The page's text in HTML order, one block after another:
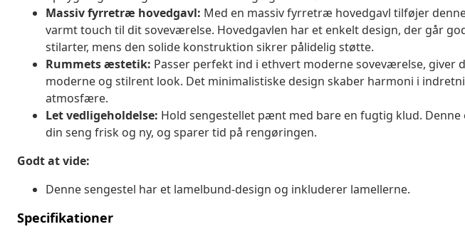
Massiv fyrretræ hovedgavl: Med en massiv fyrretræ hovedgavl tilføjer
varmt touch til dit soveværelse. Hovedgavlen har et enkelt design, der går
stilarter, mens den solide konstruktion sikrer pålidelig støtte.
Rummets æstetik: Passer perfekt ind i ethvert moderne soveværelse, giver
moderne og stilrent look. Det minimalistiske design skaber harmoni i
atmosfære.
Let vedligeholdelse: Hold sengestellet pænt med bare en fugtig klud.
din seng frisk og ny, og sparer tid på rengøringen.
Godt at vide:
Denne sengestel har et lamelbund-design og inkluderer lamellerne.
Specifikationer